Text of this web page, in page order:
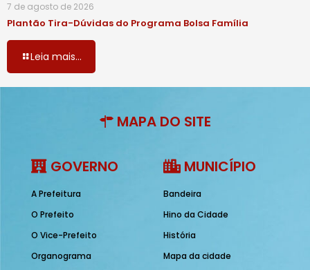
7 de agosto de 2026
Plantão Tira-Dúvidas do Programa Bolsa Família
Leia mais...
MAPA DO SITE
GOVERNO
A Prefeitura
O Prefeito
O Vice-Prefeito
Organograma
MUNICÍPIO
Bandeira
Hino da Cidade
História
Mapa da cidade